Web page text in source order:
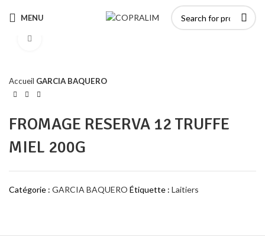
MENU
Accueil GARCIA BAQUERO
FROMAGE RESERVA 12 TRUFFE
MIEL 200G
Catégorie : GARCIA BAQUERO Étiquette : Laitiers